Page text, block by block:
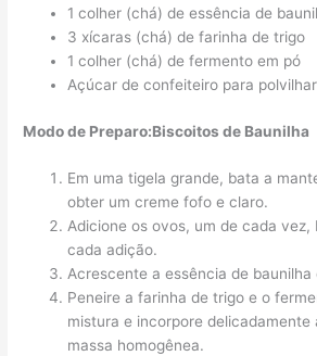
1 colher (chá) de essência de
3 xícaras (chá) de farinha de trigo
1 colher (chá) de fermento em pó
Açúcar de confeiteiro para
Modo de Preparo:Biscoitos de Baunilha
Em uma tigela grande, bata a
obter um creme fofo e claro.
Adicione os ovos, um de cada vez,
cada adição.
Acrescente a essência de baunilha
Peneire a farinha de trigo e o
mistura e incorpore delicadamente
massa homogênea.